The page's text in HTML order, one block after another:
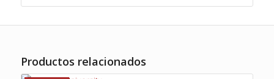
Productos relacionados